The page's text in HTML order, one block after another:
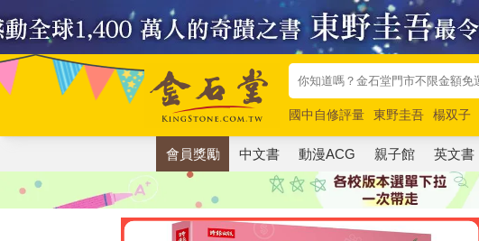
國中自修評量 東野圭吾 楊双子
唯紅花綻放
奧德賽 路邊攤新作
會員獎勵 中文書 動漫ACG 親子館 英文書